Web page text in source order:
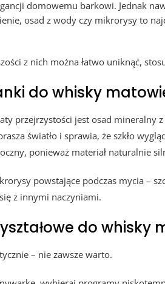
domowemu barkowi. Jednak
osad z wody czy mikrorysy to
z nich można łatwo uniknąć,
do whisky
przejrzystości jest osad mineralny
światło i sprawia, że szkło
ponieważ materiał naturalnie
powstające podczas mycia –
z innymi naczyniami.
do whisky
– nie zawsze warto.